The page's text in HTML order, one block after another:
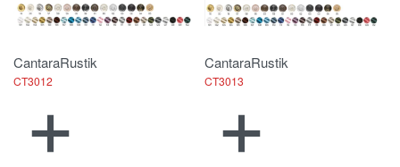
CantaraRustik
CT3012
CantaraRustik
CT3013